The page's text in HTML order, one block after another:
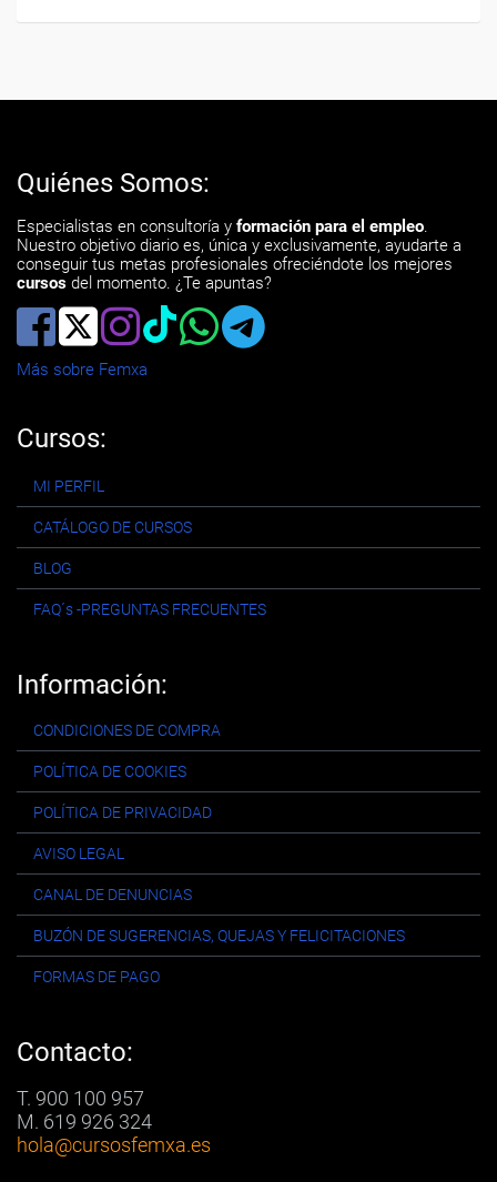
Quiénes Somos:
Especialistas en consultoría y formación para el empleo.
Nuestro objetivo diario es, única y exclusivamente, ayudarte a
conseguir tus metas profesionales ofreciéndote los mejores
cursos del momento. ¿Te apuntas?
Más sobre Femxa
Cursos:
MI PERFIL
CATÁLOGO DE CURSOS
BLOG
FAQ´s -PREGUNTAS FRECUENTES
Información:
CONDICIONES DE COMPRA
POLÍTICA DE COOKIES
POLÍTICA DE PRIVACIDAD
AVISO LEGAL
CANAL DE DENUNCIAS
BUZÓN DE SUGERENCIAS, QUEJAS Y FELICITACIONES
FORMAS DE PAGO
Contacto:
T. 900 100 957
M. 619 926 324
hola@cursosfemxa.es